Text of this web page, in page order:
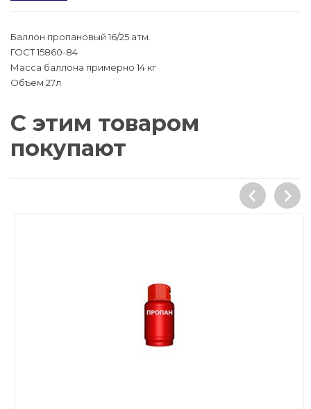
Баллон пропановый 16/25 атм.
ГОСТ 15860-84
Масса баллона примерно 14 кг
Объем 27л
С этим товаром
покупают